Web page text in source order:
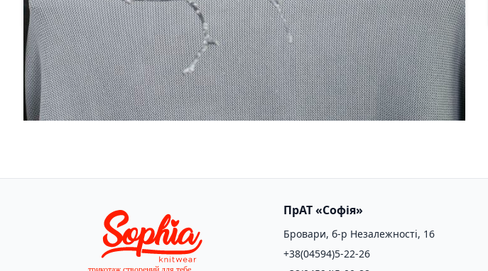
Трикотажна в'язана наволочка 34-1036
490грн
Трикотажна в'язана наволочка 34-1055
300грн
ПрАТ «Софія»
Бровари, б-р Незалежності, 16
+38(04594)5-22-26